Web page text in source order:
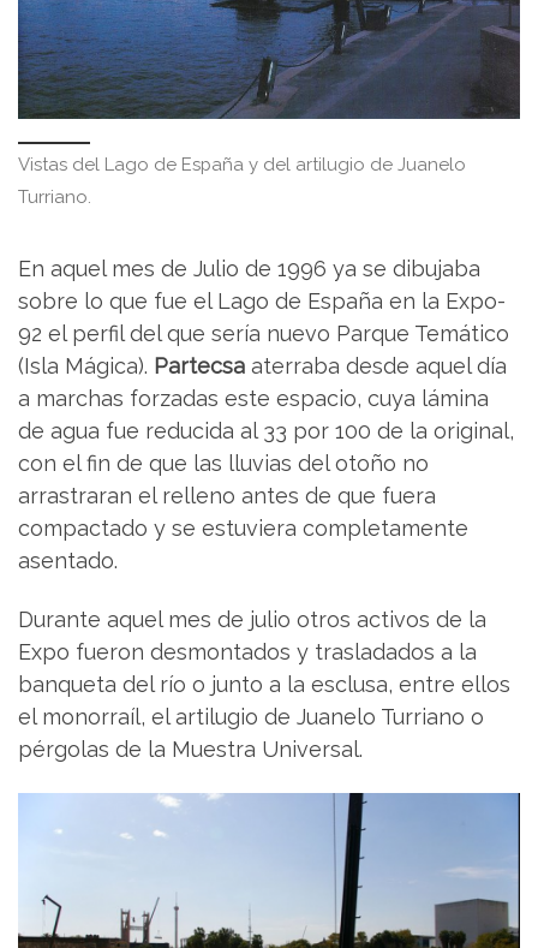
Vistas del Lago de España y del artilugio de Juanelo
Turriano.
En aquel mes de Julio de 1996 ya se dibujaba
sobre lo que fue el Lago de España en la Expo-
92 el perfil del que sería nuevo Parque Temático
(Isla Mágica). Partecsa aterraba desde aquel día
a marchas forzadas este espacio, cuya lámina
de agua fue reducida al 33 por 100 de la original,
con el fin de que las lluvias del otoño no
arrastraran el relleno antes de que fuera
compactado y se estuviera completamente
asentado.
Durante aquel mes de julio otros activos de la
Expo fueron desmontados y trasladados a la
banqueta del río o junto a la esclusa, entre ellos
el monorraíl, el artilugio de Juanelo Turriano o
pérgolas de la Muestra Universal.